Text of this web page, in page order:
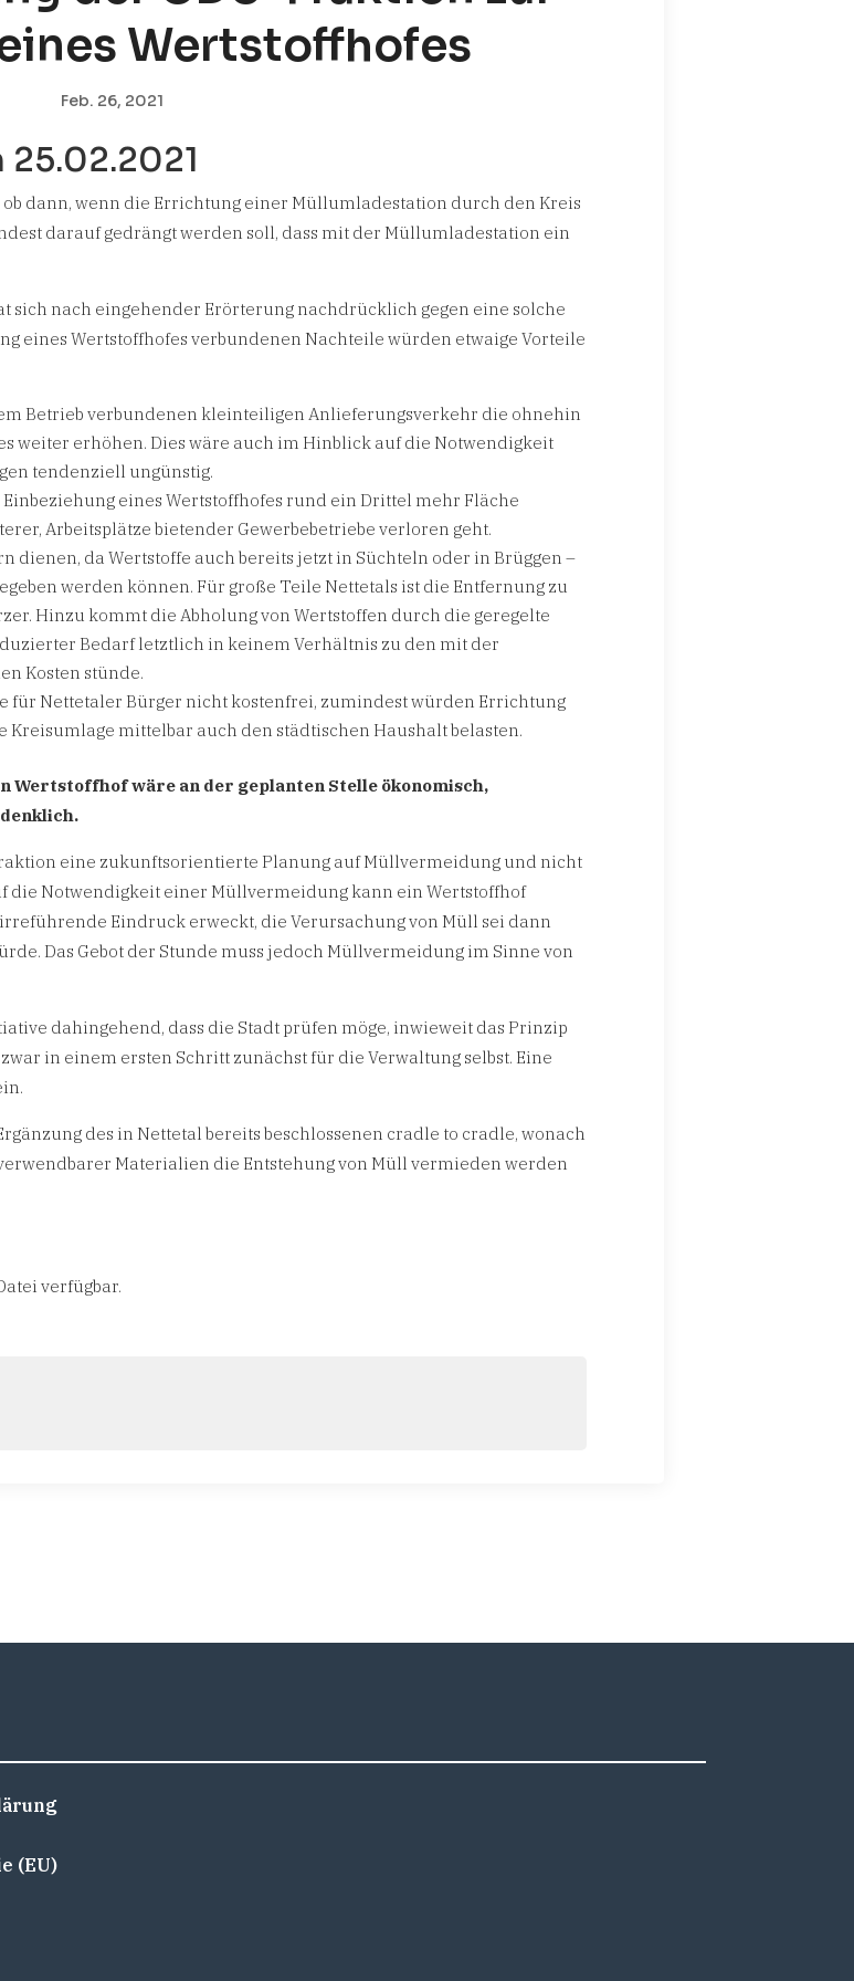
Wertstoffhofes
Feb. 26, 2021
dann, wenn die Errichtung einer Müllumladestation durch den Kreis
darauf gedrängt werden soll, dass mit der Müllumladestation ein
sich nach eingehender Erörterung nachdrücklich gegen eine solche
eines Wertstoffhofes verbundenen Nachteile würden etwaige Vorteile
Betrieb verbundenen kleinteiligen Anlieferungsverkehr die ohnehin
weiter erhöhen. Dies wäre auch im Hinblick auf die Notwendigkeit
tendenziell ungünstig.
Einbeziehung eines Wertstoffhofes rund ein Drittel mehr Fläche
Arbeitsplätze bietender Gewerbebetriebe verloren geht.
dienen, da Wertstoffe auch bereits jetzt in Süchteln oder in Brüggen –
werden können. Für große Teile Nettetals ist die Entfernung zu
Hinzu kommt die Abholung von Wertstoffen durch die geregelte
Bedarf letztlich in keinem Verhältnis zu den mit der
Kosten stünde.
für Nettetaler Bürger nicht kostenfrei, zumindest würden Errichtung
mittelbar auch den städtischen Haushalt belasten.
Wertstoffhof wäre an der geplanten Stelle ökonomisch,
eine zukunftsorientierte Planung auf Müllvermeidung und nicht
die Notwendigkeit einer Müllvermeidung kann ein Wertstoffhof
Eindruck erweckt, die Verursachung von Müll sei dann
Das Gebot der Stunde muss jedoch Müllvermeidung im Sinne von
dahingehend, dass die Stadt prüfen möge, inwieweit das Prinzip
in einem ersten Schritt zunächst für die Verwaltung selbst. Eine
des in Nettetal bereits beschlossenen cradle to cradle, wonach
Materialien die Entstehung von Müll vermieden werden
verfügbar.
(EU)